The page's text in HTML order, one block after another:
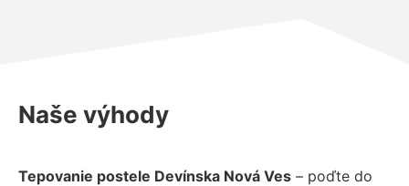
Naše výhody
Tepovanie postele Devínska Nová Ves – poďte do